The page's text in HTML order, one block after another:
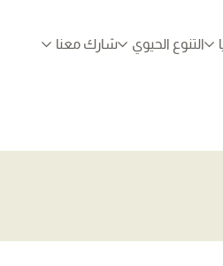
التنوع الحيوي شارك معنا